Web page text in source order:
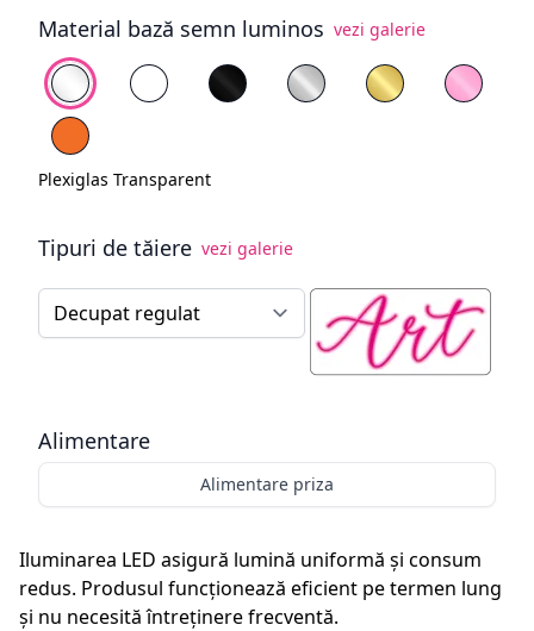
Material bază semn luminos vezi galerie
Alege fundal
Plexiglas Transparent
Plexiglas AlbPlexiglas NegruPlexiglas Oglindă
Plexiglas
PVC Portocaliu
Plexiglas Transparent
Tipuri de tăiere vezi galerie
Tip tăiere semn luminos
Alimentare
Alimentare priza
Iluminarea LED asigură lumină uniformă și consum
redus. Produsul funcționează eficient pe termen lung
și nu necesită întreținere frecventă.